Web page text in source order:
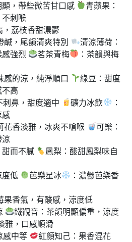
，帶些微苦甘口感
青蘋果：
不刺喉
，荔枝香甜濃鬱
鹹，尾韻清爽特別
清涼薄荷：
強烈
茗茶青梅
：茶韻與梅
感的涼，純淨順口
綠豆：甜度
高
鼻，甜度適中
礦力冰飲
：
感
花香淡雅，冰爽不嗆喉
可樂：
涼
而不膩
鳳梨：酸甜鳳梨味自
度低
芭樂星冰
：濃鬱芭樂香
果香氣，有酸感，涼度低
鐵觀音：茶韻明顯偏重，涼度
雅，口感順滑
感中等
紅顏知己：果香混花